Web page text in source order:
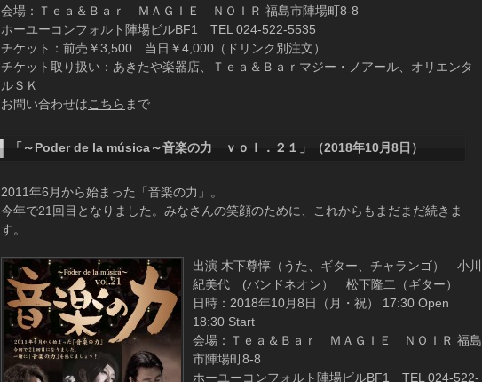
会場：Ｔｅａ＆Ｂａｒ ＭＡＧＩＥ ＮＯＩＲ 福島市陣場町8-8
ホーユーコンフォルト陣場ビルBF1 TEL 024-522-5535
チケット：前売￥3,500 当日￥4,000（ドリンク別注文）
チケット取り扱い：あきたや楽器店、Ｔｅａ＆Ｂａｒマジー・ノアール、オリエンタ
ルＳＫ
お問い合わせはこちら まで
「～Poder de la música～音楽の力 ｖｏｌ．２１」（2018年10月8日）
2011年6月から始まった「音楽の力」。
今年で21回目となりました。みなさんの笑顔のために、これからもまだまだ続きま
す。
出演 木下尊惇（うた、ギター、チャランゴ） 小川
紀美代 (バンドネオン） 松下隆二（ギター）
日時：2018年10月8日（月・祝） 17:30 Open
18:30 Start
会場：Ｔｅａ＆Ｂａｒ ＭＡＧＩＥ ＮＯＩＲ 福島
市陣場町8-8
ホーユーコンフォルト陣場ビルBF1 TEL 024-522-